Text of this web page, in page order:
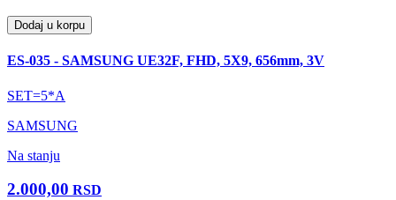
Dodaj u korpu
ES-035 - SAMSUNG UE32F, FHD, 5X9, 656mm, 3V
SET=5*A
SAMSUNG
Na stanju
2.000,00 RSD